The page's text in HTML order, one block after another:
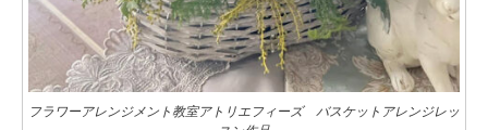
フラワーアレンジメント教室アトリエフィーズ バスケットアレンジレッ